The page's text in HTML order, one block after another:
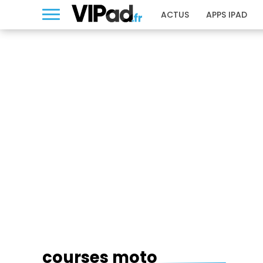
ACTUS APPS IPAD
COURSES MOTO
courses moto